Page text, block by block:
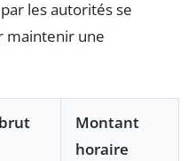
les autorités se
maintenir une
Montant
horaire